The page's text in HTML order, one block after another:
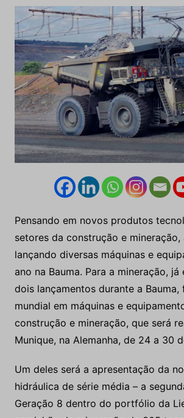
Pensando em novos produtos
setores da construção e mineração,
lançando diversas máquinas e
ano na Bauma. Para a mineração,
dois lançamentos durante a Bauma,
mundial em máquinas e
construção e mineração, que será
Munique, na Alemanha, de 24 a 30
Um deles será a apresentação da
hidráulica de série média – a
Geração 8 dentro do portfólio da